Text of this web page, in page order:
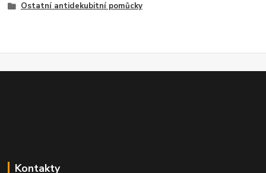
Ostatní antidekubitní pomůcky
Kontakty